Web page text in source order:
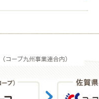
（コープ九州事業連合内）